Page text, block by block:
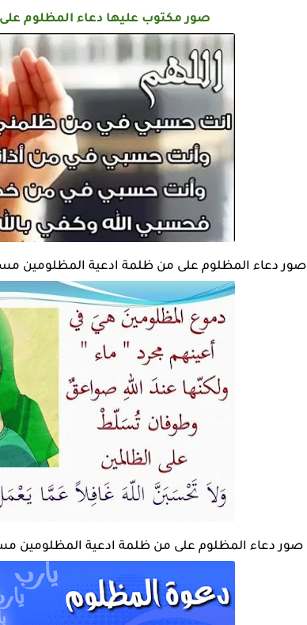
صور مكتوب عليها دعاء المظلوم
صور دعاء المظلوم على من ظلمة ادعية المظلومين
صور دعاء المظلوم على من ظلمة ادعية المظلومين